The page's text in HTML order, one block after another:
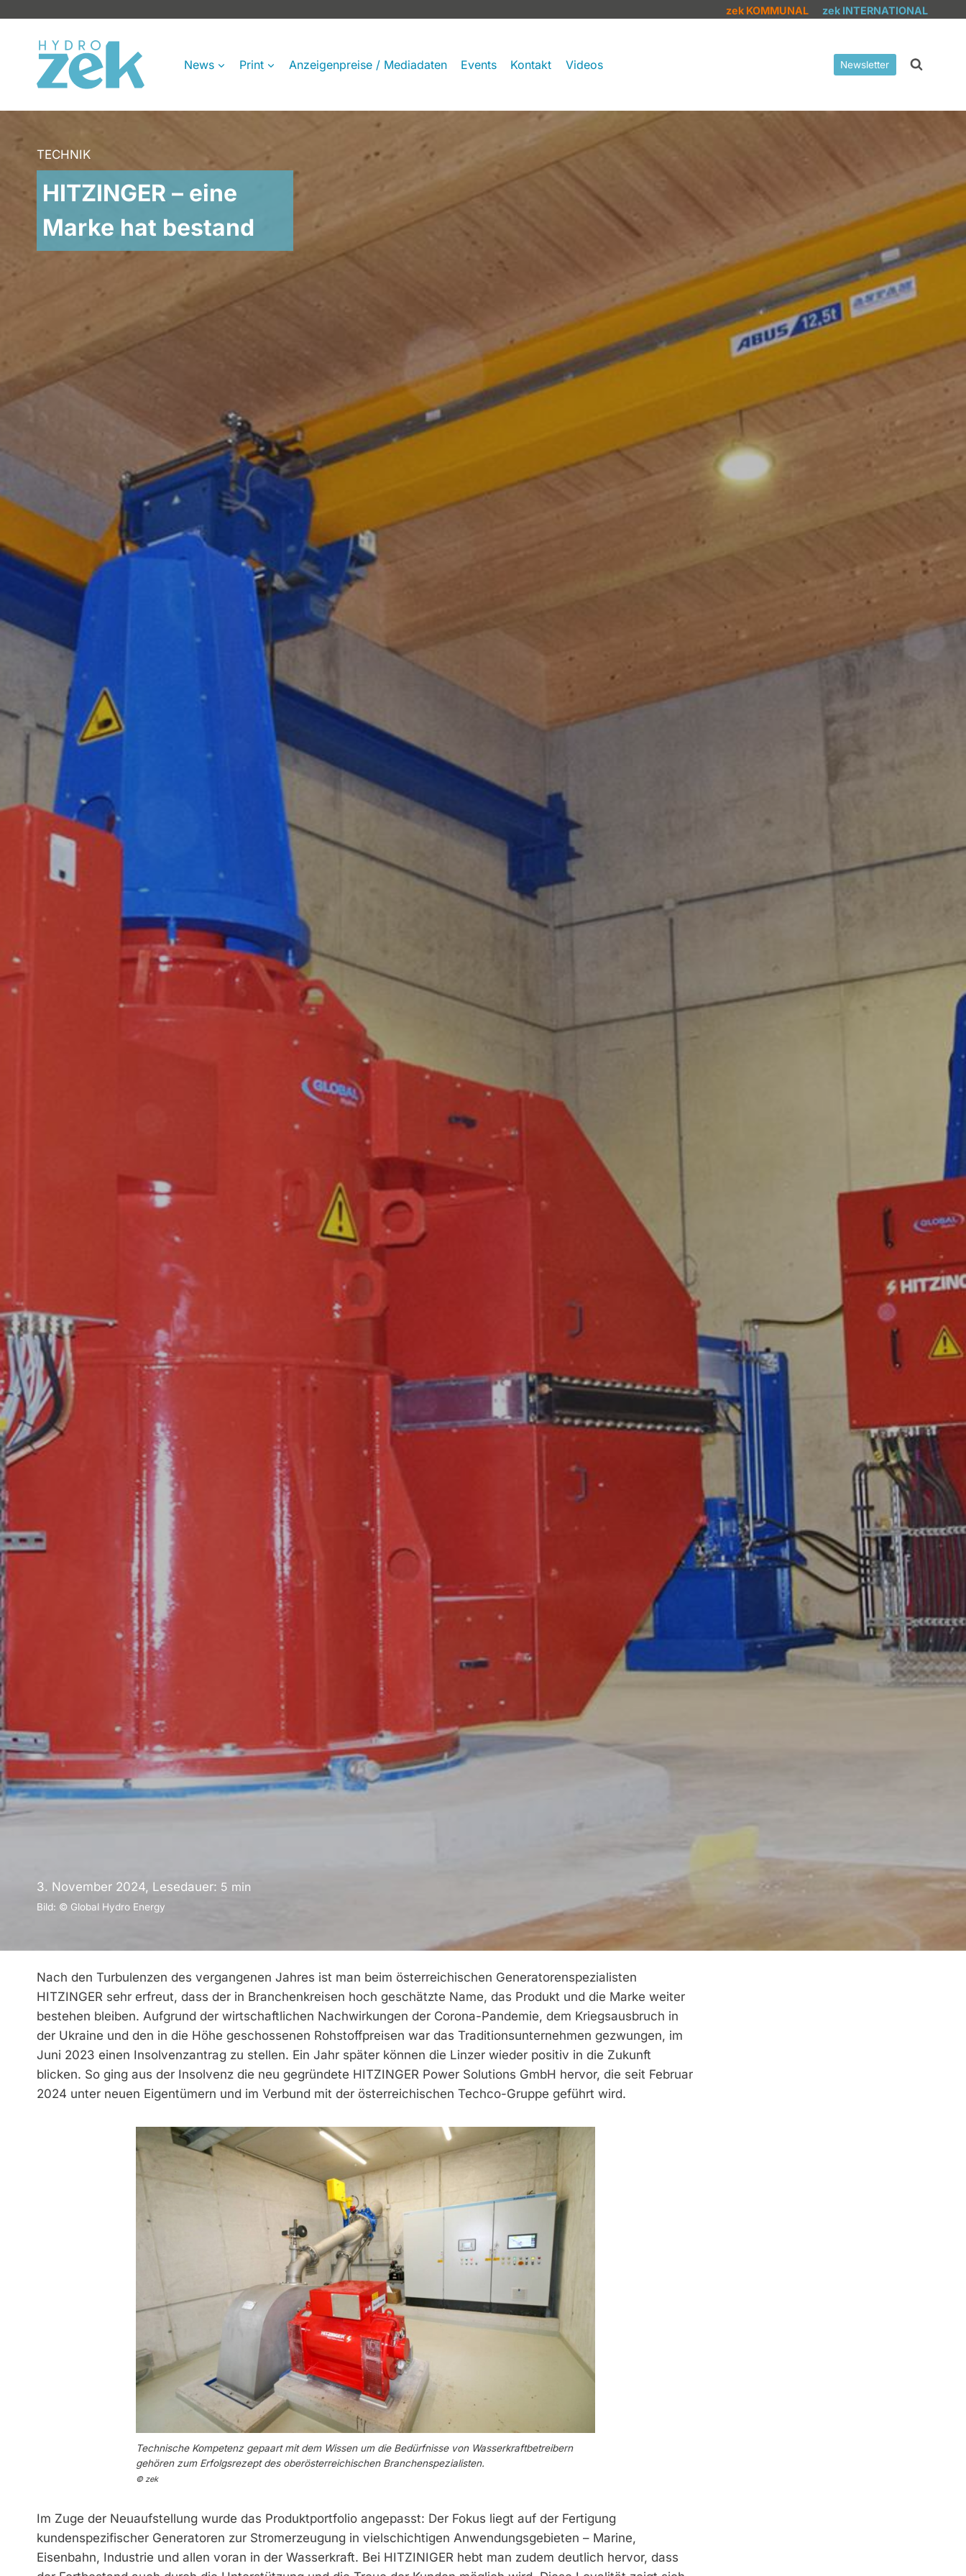
springen
zek KOMMUNAL zek INTERNATIONAL
News Print Anzeigenpreise / Mediadaten Events Kontakt Videos Newsletter
TECHNIK
HITZINGER – eine
Marke hat bestand
3. November 2024, Lesedauer: 5 min
Bild: © Global Hydro Energy
Nach den Turbulenzen des vergangenen Jahres ist man beim österreichischen Generatorenspezialisten
HITZINGER sehr erfreut, dass der in Branchenkreisen hoch geschätzte Name, das Produkt und die Marke weiter
bestehen bleiben. Aufgrund der wirtschaftlichen Nachwirkungen der Corona-Pandemie, dem Kriegsausbruch in
der Ukraine und den in die Höhe geschossenen Rohstoffpreisen war das Traditionsunternehmen gezwungen, im
Juni 2023 einen Insolvenzantrag zu stellen. Ein Jahr später können die Linzer wieder positiv in die Zukunft
blicken. So ging aus der Insolvenz die neu gegründete HITZINGER Power Solutions GmbH hervor, die seit Februar
2024 unter neuen Eigentümern und im Verbund mit der österreichischen Techco-Gruppe geführt wird.
Technische Kompetenz gepaart mit dem Wissen um die Bedürfnisse von Wasserkraftbetreibern
gehören zum Erfolgsrezept des oberösterreichischen Branchenspezialisten.
© zek
Im Zuge der Neuaufstellung wurde das Produktportfolio angepasst: Der Fokus liegt auf der Fertigung
kundenspezifischer Generatoren zur Stromerzeugung in vielschichtigen Anwendungsgebieten – Marine,
Eisenbahn, Industrie und allen voran in der Wasserkraft. Bei HITZINIGER hebt man zudem deutlich hervor, dass